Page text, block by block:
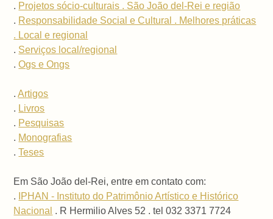
. Projetos sócio-culturais . São João del-Rei e região
. Responsabilidade Social e Cultural . Melhores práticas
. Local e regional
. Serviços local/regional
.Ogs e Ongs
.Artigos
. Livros
. Pesquisas
. Monografias
.Teses
Em São João del-Rei, entre em contato com:
.
IPHAN - Instituto do Patrimônio Artístico e Histórico
Nacional . R Hermilio Alves 52 . tel 032 3371 7724